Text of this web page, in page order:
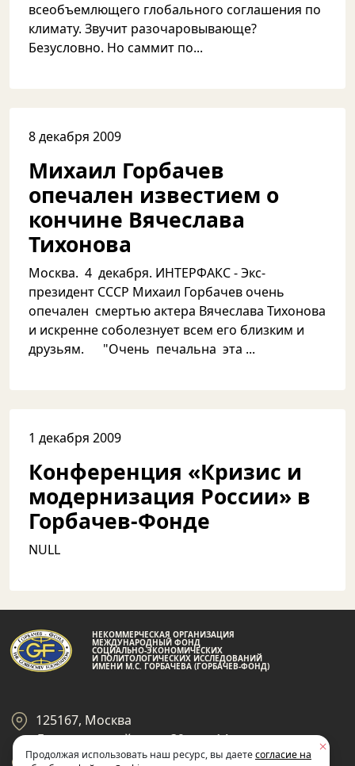
всеобъемлющего глобального соглашения по
климату. Звучит разочаровывающе?
Безусловно. Но саммит по...
8 декабря 2009
Михаил Горбачев
опечален известием о
кончине Вячеслава
Тихонова
Москва. 4 декабря. ИНТЕРФАКС - Экс-
президент СССР Михаил Горбачев очень
опечален смертью актера Вячеслава Тихонова
и искренне соболезнует всем его близким и
друзьям. "Очень печальна эта ...
1 декабря 2009
Конференция «Кризис и
модернизация России» в
Горбачев-Фонде
NULL
НЕКОММЕРЧЕСКАЯ ОРГАНИЗАЦИЯ
МЕЖДУНАРОДНЫЙ ФОНД
СОЦИАЛЬНО-ЭКОНОМИЧЕСКИХ
И ПОЛИТОЛОГИЧЕСКИХ ИССЛЕДОВАНИЙ
ИМЕНИ М.С. ГОРБАЧЕВА (ГОРБАЧЕВ-ФОНД)
125167, Москва
Ленинградский пр-кт 39, стр 14
Продолжая использовать наш ресурс, вы даетесогласие на